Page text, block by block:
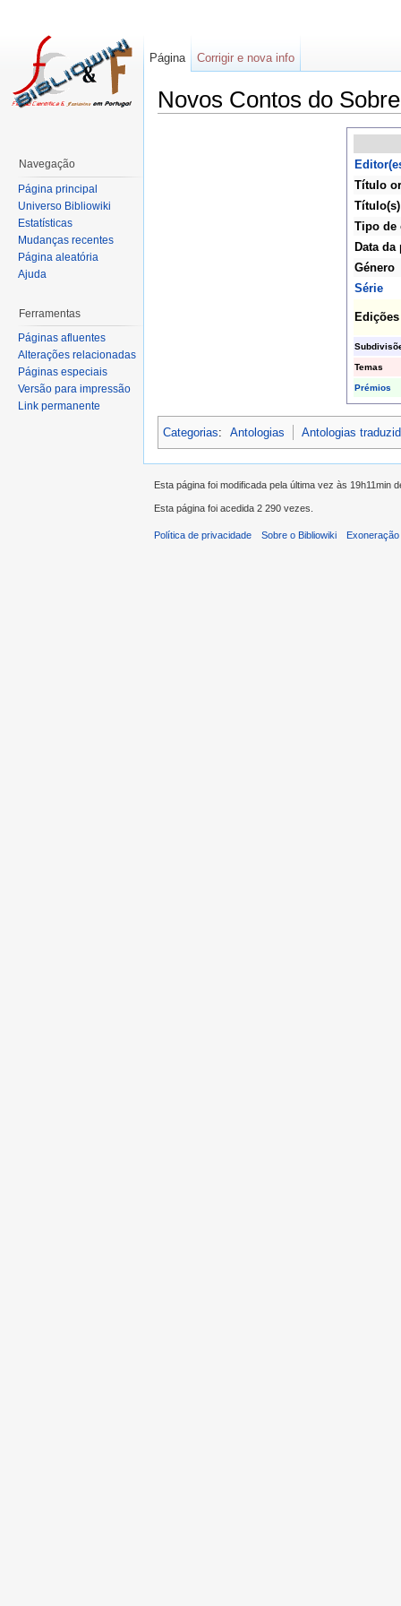
Novos Contos do
Título
Tipo de
Data
Género
Série
Edições
Temas
Prémios
Categorias: Antologias Antologias
Página Corrigir e nova info
Navegação
Página principal
Universo Bibliowiki
Estatísticas
Mudanças recentes
Página aleatória
Ajuda
Ferramentas
Páginas afluentes
Alterações relacionadas
Páginas especiais
Versão para impressão
Link permanente
Esta página foi modificada pela última vez às 19h11min
Esta página foi acedida 2 290 vezes.
Política de privacidade Sobre o Bibliowiki